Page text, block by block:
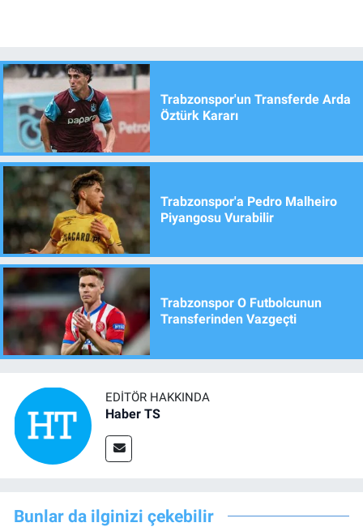
Trabzonspor'un Transferde Arda
Öztürk Kararı
Trabzonspor'a Pedro Malheiro
Piyangosu Vurabilir
Trabzonspor O Futbolcunun
Transferinden Vazgeçti
EDITÖR HAKKINDA
Haber TS
Bunlar da ilginizi çekebilir